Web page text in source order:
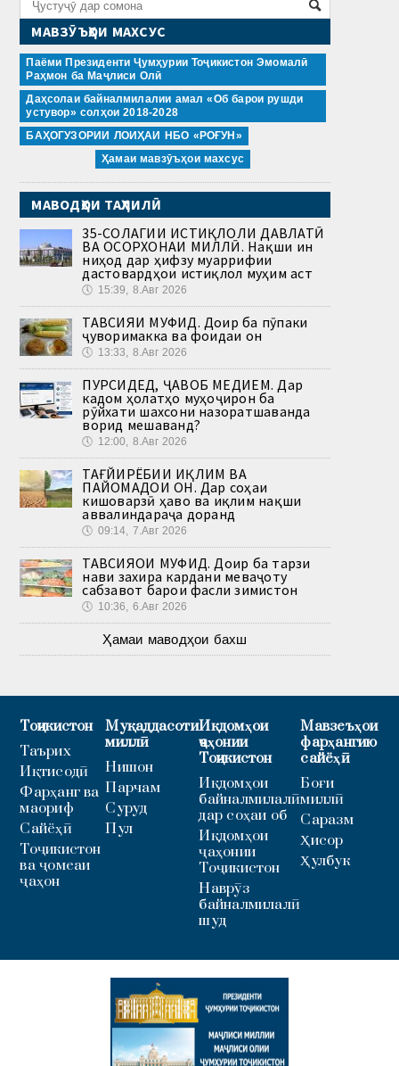
МАВЗӮЪҲОИ МАХСУС
Паёми Президенти Ҷумҳурии Тоҷикистон Эмомалӣ
Раҳмон ба Маҷлиси Олӣ
Даҳсолаи байналмилалии амал «Об барои рушди
устувор» солҳои 2018-2028
БАҲОГУЗОРИИ ЛОИҲАИ НБО «РОҒУН»
Ҳамаи мавзӯъҳои махсус
МАВОДҲОИ ТАҲЛИЛӢ
35-СОЛАГИИ ИСТИҚЛОЛИ ДАВЛАТӢ
ВА ОСОРХОНАИ МИЛЛӢ. Нақши ин
ниҳод дар ҳифзу муаррифии
дастовардҳои истиқлол муҳим аст
🕔 15:39, 8.Авг 2026
ТАВСИЯИ МУФИД. Доир ба пӯпаки
ҷуворимакка ва фоидаи он
🕔 13:33, 8.Авг 2026
ПУРСИДЕД, ҶАВОБ МЕДИҲЕМ. Дар
кадом ҳолатҳо муҳоҷирон ба
рӯйхати шахсони назоратшаванда
ворид мешаванд?
🕔 12:00, 8.Авг 2026
ТАҒЙИРЁБИИ ИҚЛИМ ВА
ПАЙОМАДҲОИ ОН. Дар соҳаи
кишоварзӣ ҳаво ва иқлим нақши
аввалиндараҷа доранд
🕔 09:14, 7.Авг 2026
ТАВСИЯҲОИ МУФИД. Доир ба тарзи
нави захира кардани меваҷоту
сабзавот барои фасли зимистон
🕔 10:36, 6.Авг 2026
Ҳамаи маводҳои бахш
Тоҷикистон
Таърих
Иқтисодӣ
Фарҳанг ва
маориф
Сайёҳӣ
Тоҷикистон
ва ҷомеаи
ҷаҳон
Муқаддасоти
миллӣ
Нишон
Парчам
Суруд
Пул
Иқдомҳои
ҷаҳонии
Тоҷикистон
Иқдомҳои
байналмилалӣ
дар соҳаи об
Иқдомҳои
ҷаҳонии
Тоҷикистон
Наврӯз
байналмилалӣ
шуд
Мавзеъҳои
фарҳангию
сайёҳӣ
Боғи
миллӣ
Саразм
Ҳисор
Ҳулбук